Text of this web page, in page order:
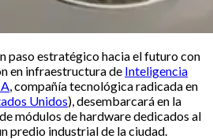
paso estratégico hacia el futuro con
en infraestructura de Inteligencia
, compañía tecnológica radicada en
Unidos), desembarcará en la
módulos de hardware dedicados al
predio industrial de la ciudad.